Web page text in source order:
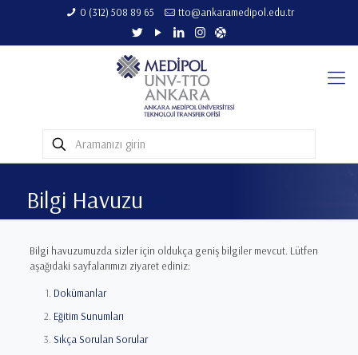
0 (312) 508 89 65​ tto@ankaramedipol.edu.tr
Bilgi Havuzu
Bilgi havuzumuzda sizler için oldukça geniş bilgiler mevcut. Lütfen
aşağıdaki sayfalarımızı ziyaret ediniz:
Dokümanlar
Eğitim Sunumları
Sıkça Sorulan Sorular